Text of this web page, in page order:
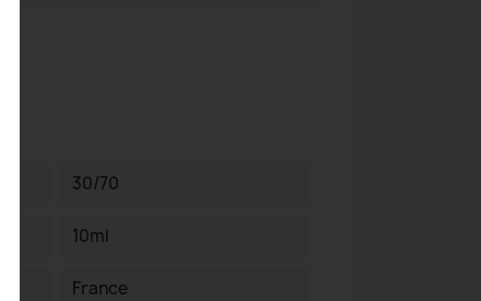
30/70
10ml
France